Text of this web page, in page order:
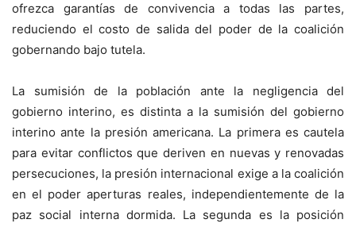
ofrezca garantías de convivencia a todas las partes,
reduciendo el costo de salida del poder de la coalición
gobernando bajo tutela.
La sumisión de la población ante la negligencia del
gobierno interino, es distinta a la sumisión del gobierno
interino ante la presión americana. La primera es cautela
para evitar conflictos que deriven en nuevas y renovadas
persecuciones, la presión internacional exige a la coalición
en el poder aperturas reales, independientemente de la
paz social interna dormida. La segunda es la posición